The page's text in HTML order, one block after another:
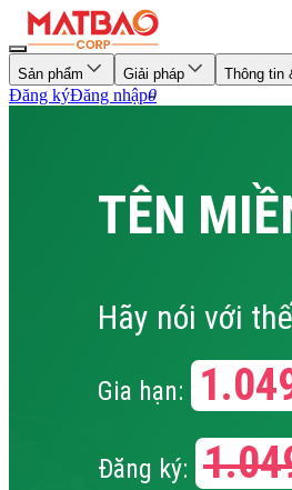
Sản phẩm Giải pháp Thông tin
Đăng kýĐăng nhập0
TÊN
Hãy nói với
Gia hạn:
Đăng ký: